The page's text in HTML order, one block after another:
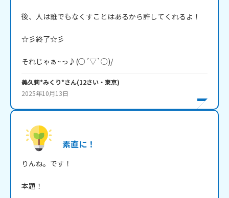
後、人は誰でもなくすことはあるから許してくれるよ！
☆彡終了☆彡
それじゃぁ~っ♪(○´▽`○)/
美久莉*みくり*さん(12さい・ 東京)
2025年10月13日
素直に！
りんね。です！
本題！